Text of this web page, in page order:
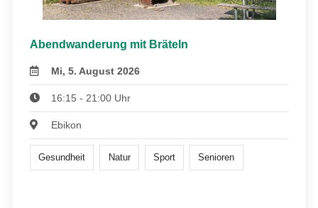
Abendwanderung mit Bräteln
Mi, 5. August 2026
16:15 - 21:00 Uhr
Ebikon
Gesundheit Natur Sport Senioren